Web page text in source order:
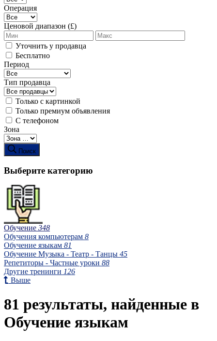
Операция
Ценовой диапазон (£)
Уточнить у продавца
Бесплатно
Период
Тип продавца
Только с картинкой
Только премиум объявления
С телефоном
Зона
Поиск
Выберите категорию
Обучение 348
Обучения компьютерам 8
Обучение языкам 81
Обучение Музыка - Театр - Танцы 45
Репетиторы - Частные уроки 88
Другие тренинги 126
Выше
81 результаты, найденные в
Обучение языкам